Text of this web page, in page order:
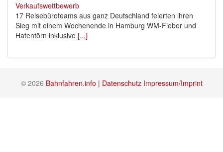
17 Reisebüroteams aus ganz Deutschland feierten ihren
Sieg mit einem Wochenende in Hamburg WM-Fieber und
Hafentörn inklusive [...]
© 2026 Bahnfahren.info | Datenschutz Impressum/Imprint